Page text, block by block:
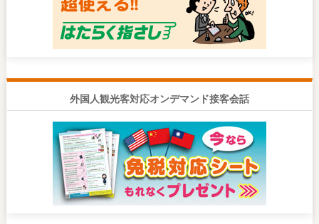
外国人観光客対応オンデマンド接客会話